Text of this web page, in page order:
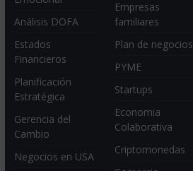
Análisis DOFA
Estados
Financieros
Planificación
Estratégica
Gerencia del
Cambio
Negocios en USA
Empresas
familiares
Plan de negocios
PYME
Startups
Economia
Colaborativa
Criptomonedas